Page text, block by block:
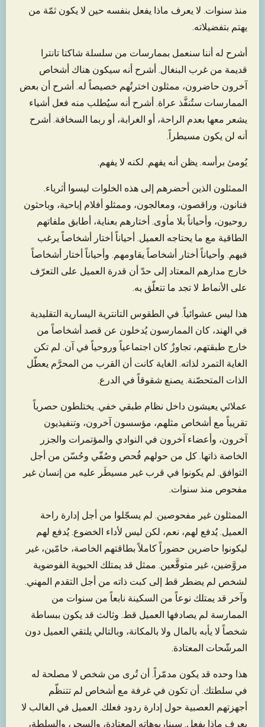
منذ سنوات. لا يعرف ماذا يفعل بنفسه حين لا يكون ثمّة من
يهتم بتفضيلاته.
أشرح له أننا سنعمل بممارسات من سلسلة شاكتا تانترا
قديمة من غرب البنغال. أشرح أنه سيكون هناك أشخاص
آخرون حاضرون، ممثلون اخترتُهم خصيصاً له. أشرح أن بعض
الممارسات ستُنفَّذ عراة. أشرح أنه سيُطلب منه فعل أشياء
يشعر معها بعدم الراحة، أو الغرابة، أو ربما السخافة. أشرح
أنه لن يكون مسيطراً.
يُومئ برأسه. يظن أنه يفهم. لكنه لا يفهم.
الممثلون الذين أحضرهم إلى هذه الخلوات ليسوا أثرياء.
فنانون، وراقصون، ومعالجون، وممثلو أفلام إباحية، وباحثون
روحيون، وأحياناً بلا مأوى. أختارهم بعناية، أطابق ملفاتهم
الطاقية مع ما يحتاجه العميل. أحياناً أختار أشخاصاً يرغب
فيهم. وأحياناً أختار أشخاصاً يقاومهم. وأحياناً أختار أشخاصاً
خارج مدارهم المعتاد إلى حدّ أن قدرة العميل على التعرّف
على الأنماط لا تجد ما تتعلّق به.
هذا ليس عشوائياً. في الطقوس التانترية اليسارية التقليدية
في الهند، كان الممارسون يُدخلون عن قصد أشخاصاً من
خارج طبقتهم، تجاوزٌ كان اجتماعياً وروحياً في آن. لم تكن
الغاية التمرد لذاته. الغاية كانت أن القرب من المحرَّم يعطّل
الذات المتحصّنة. يصنع شقوقاً في الدرع.
عملائي يعيشون داخل نظام طبقي خفي. يختلطون حصرياً
تقريباً مع أشخاص مثلهم، مؤسسون آخرون، وتنفيذيون
آخرون، وأعضاء آخرون في النوادي والمؤتمرات والجزر
الخاصة ذاتها. كل من حولهم فُحص وصُفّي وحُسّن من أجل
التوافق. لم يكونوا في قرب غير مسيطَر عليه من إنسان غير
مفحوص منذ سنوات.
الممثلون غير مفحوصين. لم يسجّلوا من أجل إدارة راحة
العميل. يُدفع لهم، نعم، لكن ليس لأداء الخضوع. يُدفع لهم
ليكونوا حاضرين حضوراً كاملاً بطاقتهم الخاصة، خامّين، غير
مروَّضين، غير متوقَّعين. ممثل قد يمتلك الحيوية الفوضوية
لشخص لم يضطر قط إلى كبت ذاته من أجل التقدم المهني.
وآخر قد يمتلك نوعاً من السكينة نابعاً من سنوات من
الممارسة لم يصادفها العميل قط. وثالث قد يكون ببساطة
شخصاً لا يأبه بالمال ولا بالمكانة، وبالتالي يلتقي العميل دون
المرشّحات المعتادة.
هذا وحده قد يكون مدمّراً. أن تُرى من شخص لا مصلحة له
في سلطتك. أن تكون في غرفة مع أشخاص لم تتنظّم
أجهزتهم العصبية حول إدارة ردود فعلك. العميل في الغالب لا
يعرف ماذا يفعل. سيناريوهاته المعتادة، والسحر، والسلطة،